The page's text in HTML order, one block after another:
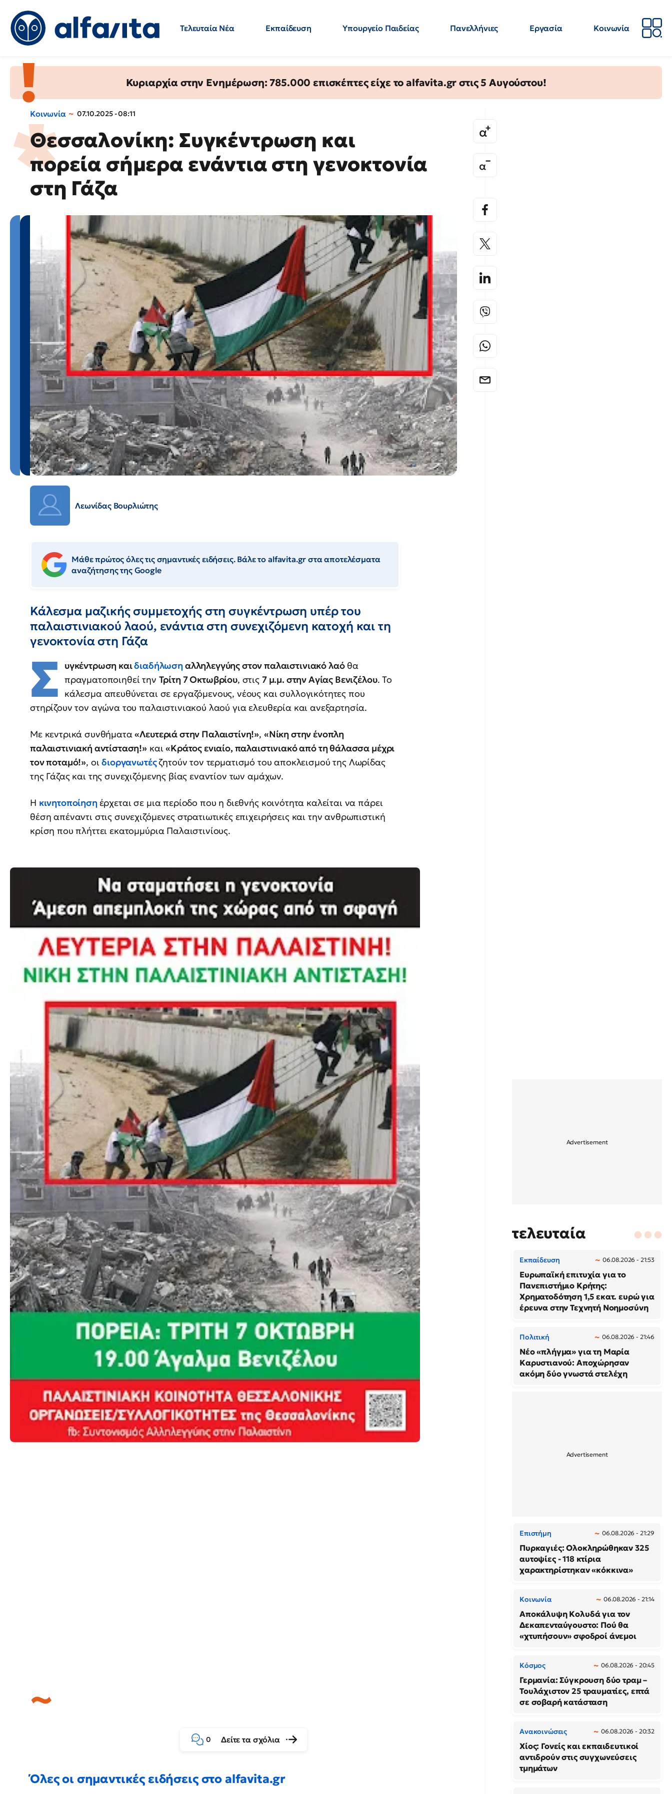
Τελευταία Νέα Εκπαίδευση Υπουργείο Παιδείας Πανελλήνιες Εργασία
Κοινωνία
Κυριαρχία στην Ενημέρωση: 785.000 επισκέπτες είχε το alfavita.gr στις 5 Αυγούστου!
Κοινωνία 07.10.2025 - 08:11
Θεσσαλονίκη: Συγκέντρωση και
πορεία σήμερα ενάντια στη γενοκτονία
στη Γάζα
Λεωνίδας Βουρλιώτης
Μάθε πρώτος όλες τις σημαντικές ειδήσεις. Βάλε το alfavita.gr στα αποτελέσματα
αναζήτησης της Google
Κάλεσμα μαζικής συμμετοχής στη συγκέντρωση υπέρ του
παλαιστινιακού λαού, ενάντια στη συνεχιζόμενη κατοχή και τη
γενοκτονία στη Γάζα
Σ υγκέντρωση καιδιαδήλωση αλληλεγγύης στον παλαιστινιακό λαόθα
πραγματοποιηθεί την Τρίτη 7 Οκτωβρίου, στις 7 μ.μ. στην Αγίας Βενιζέλου. Το
κάλεσμα απευθύνεται σε εργαζόμενους, νέους και συλλογικότητες που
στηρίζουν τον αγώνα του παλαιστινιακού λαού για ελευθερία και ανεξαρτησία.
Με κεντρικά συνθήματα«Λευτεριά στην Παλαιστίνη!», «Νίκη στην ένοπλη
παλαιστινιακή αντίσταση!» και«Κράτος ενιαίο, παλαιστινιακό από τη θάλασσα μέχρι
τον ποταμό!», οιδιοργανωτέςζητούν τον τερματισμό του αποκλεισμού της Λωρίδας
της Γάζας και της συνεχιζόμενης βίας εναντίον των αμάχων.
Η κινητοποίηση έρχεται σε μια περίοδο που η διεθνής κοινότητα καλείται να πάρει
θέση απέναντι στις συνεχιζόμενες στρατιωτικές επιχειρήσεις και την ανθρωπιστική
κρίση που πλήττει εκατομμύρια Παλαιστινίους.
0 Δείτε τα σχόλια
Όλες οι σημαντικές ειδήσεις στο alfavita.gr
τελευταία
Εκπαίδευση 06.08.2026 - 21:53
Ευρωπαϊκή επιτυχία για το
Πανεπιστήμιο Κρήτης:
Χρηματοδότηση 1,5 εκατ. ευρώ για
έρευνα στην Τεχνητή Νοημοσύνη
Πολιτική 06.08.2026 - 21:46
Νέο «πλήγμα» για τη Μαρία
Καρυστιανού: Αποχώρησαν
ακόμη δύο γνωστά στελέχη
Επιστήμη 06.08.2026 - 21:29
Πυρκαγιές: Ολοκληρώθηκαν 325
αυτοψίες - 118 κτίρια
χαρακτηρίστηκαν «κόκκινα»
Κοινωνία 06.08.2026 - 21:14
Αποκάλυψη Κολυδά για τον
Δεκαπενταύγουστο: Πού θα
«χτυπήσουν» σφοδροί άνεμοι
Κόσμος 06.08.2026 - 20:45
Γερμανία: Σύγκρουση δύο τραμ –
Τουλάχιστον 25 τραυματίες, επτά
σε σοβαρή κατάσταση
Ανακοινώσεις 06.08.2026 - 20:32
Χίος: Γονείς και εκπαιδευτικοί
αντιδρούν στις συγχωνεύσεις
τμημάτων